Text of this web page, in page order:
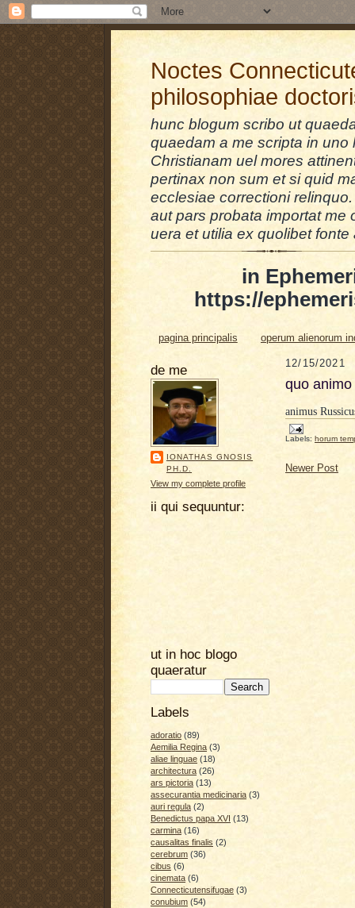
Noctes
philosophiae
hunc blogum scribo ut
quaedam a me scripta in
Christianam uel mores
pertinax non sum et si quid
ecclesiae correctioni
aut pars probata importat me
uera et utilia ex quolibet fonte
in
https://
pagina principalis operum alienorum
de me
IONATHAS GNOSIS
PH.D.
View my complete profile
ii qui sequuntur:
ut in hoc blogo
quaeratur
Labels
adoratio (89)
Aemilia Regina (3)
aliae linguae (18)
architectura (26)
ars pictoria (13)
assecurantia medicinaria (3)
auri regula (2)
Benedictus papa XVI (13)
carmina (16)
causalitas finalis (2)
cerebrum (36)
cibus (6)
cinemata (6)
Connecticutensifugae (3)
conubium (54)
12/15/2021
quo
animus
Labels: horum
Newer Post